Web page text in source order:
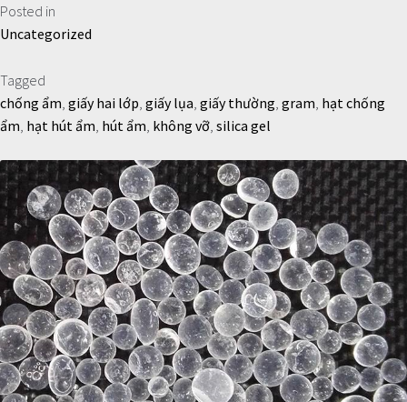
Posted in
Uncategorized
Tagged
chống ẩm giấy hai lớp giấy lụa giấy thường gram hạt chống
ẩm hạt hút ẩm hút ẩm không vỡ silica gel